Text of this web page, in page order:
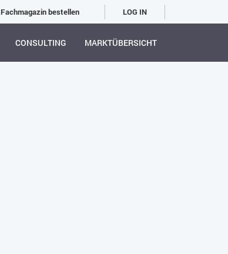
Fachmagazin bestellen LOG IN
CONSULTING MARKTÜBERSICHT